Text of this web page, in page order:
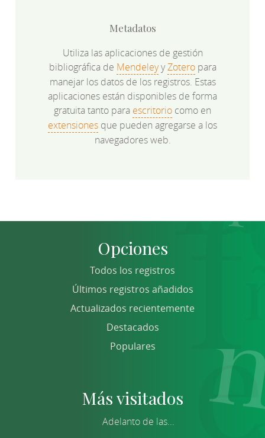
Metadatos
Utiliza las aplicaciones de gestión
bibliográfica de MendeleyyZoteropara
manejar los datos de los registros. Estas
aplicaciones están disponibles de forma
gratuita tanto para escritorio como en
extensiones que pueden agregarse a los
navegadores web.
Opciones
Todos los registros
Últimos registros añadidos
Actualizados recientemente
Destacados
Populares
Más visitados
Adelanto de las...